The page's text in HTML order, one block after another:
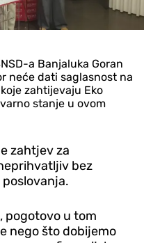
a Banjaluka Goran
neće dati saglasnost na
zahtijevaju Eko
stanje u ovom
zahtjev za
bez
pogotovo u tom
nego što dobijemo